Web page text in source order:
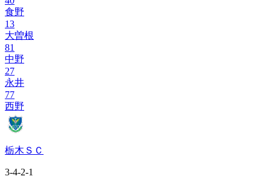
食野
13
大曽根
81
中野
27
永井
77
西野
栃木ＳＣ
3-4-2-1